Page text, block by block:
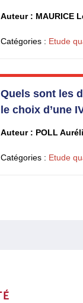
Auteur : MAURICE
Catégories : Etude
Quels sont les
le choix d’une
Auteur : POLL
Catégories : Etude